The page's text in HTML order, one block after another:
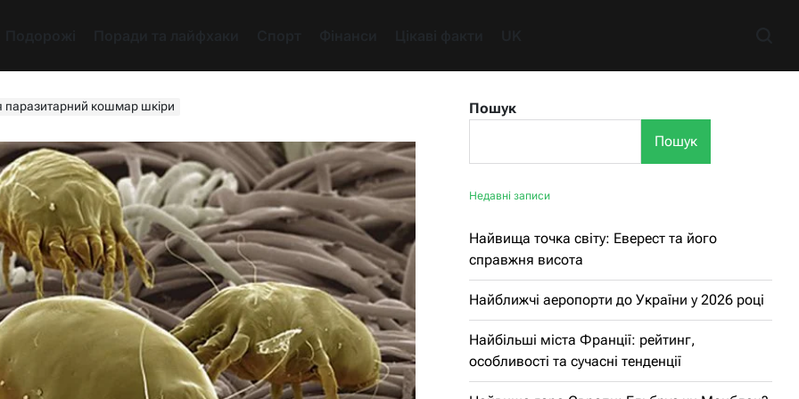
паразитарний кошмар шкіри
Пошук
Пошук
Недавні записи
Найвища точка світу: Еверест та його
справжня висота
Найближчі аеропорти до України у 2026 році
Найбільші міста Франції: рейтинг,
особливості та сучасні тенденції